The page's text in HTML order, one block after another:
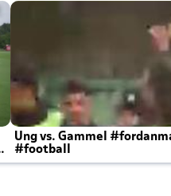
Ung vs. Gammel
#football